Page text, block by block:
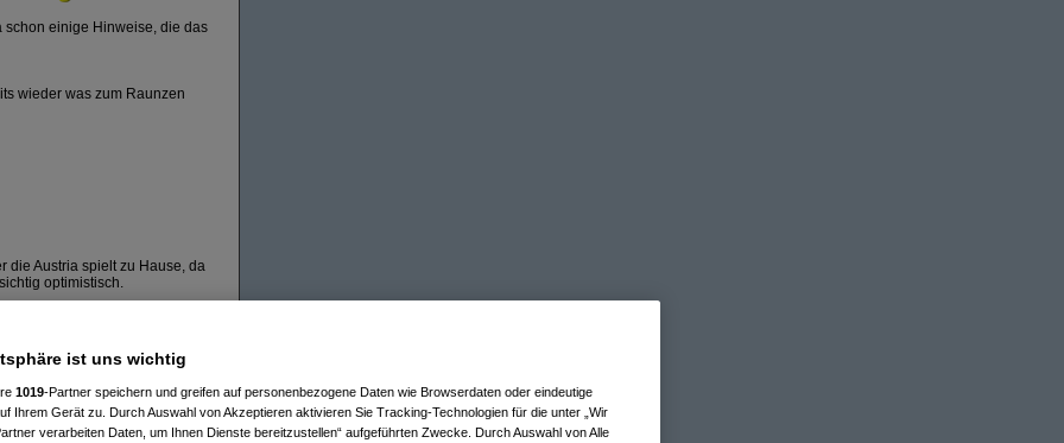
schon einige Hinweise, die das
wieder was zum Raunzen
die Austria spielt zu Hause, da
optimistisch.
ist uns wichtig
1019-Partner speichern und greifen auf personenbezogene Daten wie Browserdaten oder eindeutige
Ihrem Gerät zu. Durch Auswahl von Akzeptieren aktivieren Sie Tracking-Technologien für die unter „Wir
verarbeiten Daten, um Ihnen Dienste bereitzustellen“ aufgeführten Zwecke. Durch Auswahl von Alle